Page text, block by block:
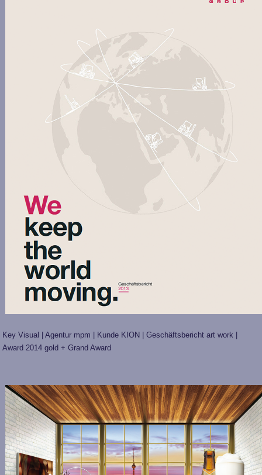
Key Visual | Agentur mpm | Kunde KION | Geschäftsbericht art work |
Award 2014 gold + Grand Award